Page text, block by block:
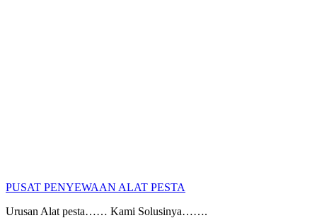
PUSAT PENYEWAAN ALAT PESTA
Urusan Alat pesta…… Kami Solusinya…….